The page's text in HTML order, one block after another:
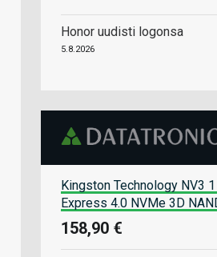
Honor uudisti logonsa
5.8.2026
Kingston Technology NV3
Express 4.0 NVMe 3D
158,90 €